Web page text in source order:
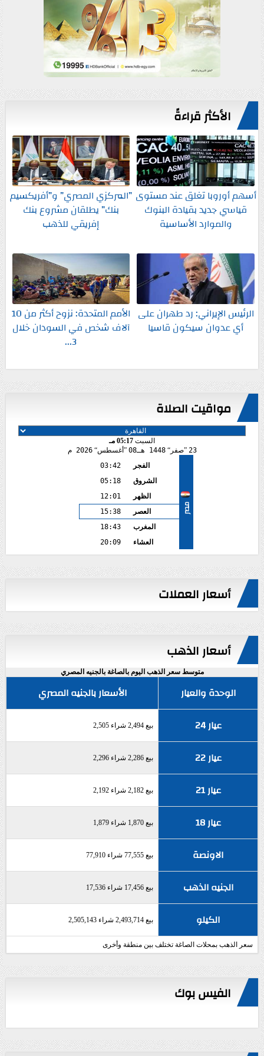
الأكثر قراءةً
أسهم أوروبا تغلق عند مستوى
قياسي جديد بقيادة البنوك
والموارد الأساسية
”المركزي المصري” و”أفريكسيم
بنك” يطلقان مشروع بنك
إفريقي للذهب
الرئيس الإيراني: رد طهران على
أي عدوان سيكون قاسيا
الأمم المتحدة: نزوح أكثر من 10
آلاف شخص في السودان خلال
3...
مواقيت الصلاة
السبت 05:17 مـ
23
صفر 1448 هـ 08 أغسطس 2026 م
مصر
الفجر
03:42
الشروق
05:18
الظهر
12:01
العصر
15:38
المغرب
18:43
العشاء
20:09
أسعار العملات
أسعار الذهب
متوسط سعر الذهب اليوم بالصاغة بالجنيه المصري
الوحدة والعيار
الأسعار بالجنيه المصري
عيار 24
بيع 2,494 شراء 2,505
عيار 22 بيع 2,286 شراء 2,296
عيار 21 بيع 2,182 شراء 2,192
عيار 18 بيع 1,870 شراء 1,879
الاونصة بيع 77,555 شراء 77,910
الجنيه الذهب بيع 17,456 شراء 17,536
الكيلو بيع 2,493,714 شراء 2,505,143
سعر الذهب بمحلات الصاغة تختلف بين منطقة وأخرى
الفيس بوك